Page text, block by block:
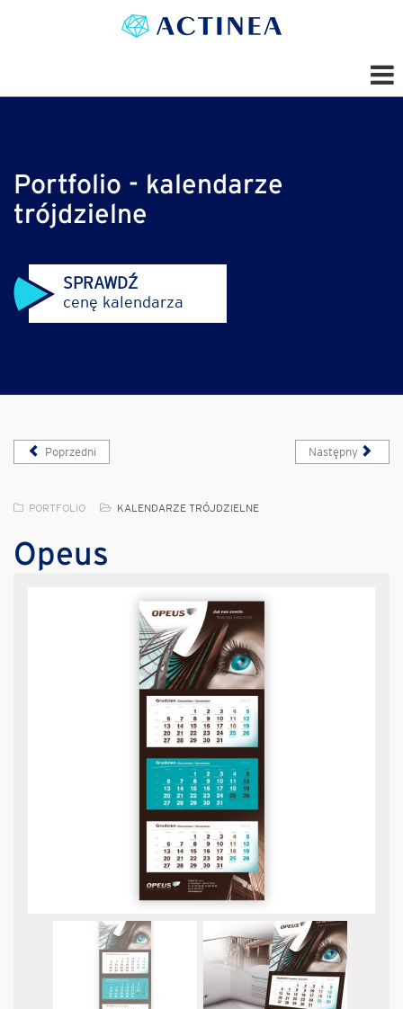
Portfolio - kalendarze
trójdzielne
SPRAWDŹ
cenę kalendarza
Poprzedni Następny
PORTFOLIO KALENDARZE TRÓJDZIELNE
Opeus